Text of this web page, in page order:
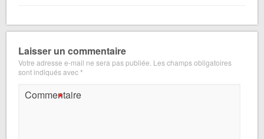
Laisser un commentaire
Votre adresse e-mail ne sera pas publiée. Les champs obligatoires
sont indiqués avec*
Commentaire
*